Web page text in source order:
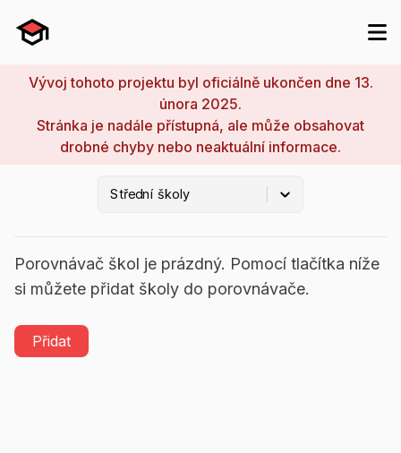
Vývoj tohoto projektu byl oficiálně ukončen dne 13.
února 2025.
Stránka je nadále přístupná, ale může obsahovat
drobné chyby nebo neaktuální informace.
Porovnávač
Střední školy
Porovnávač škol je prázdný. Pomocí tlačítka níže
si můžete přidat školy do porovnávače.
Přidat